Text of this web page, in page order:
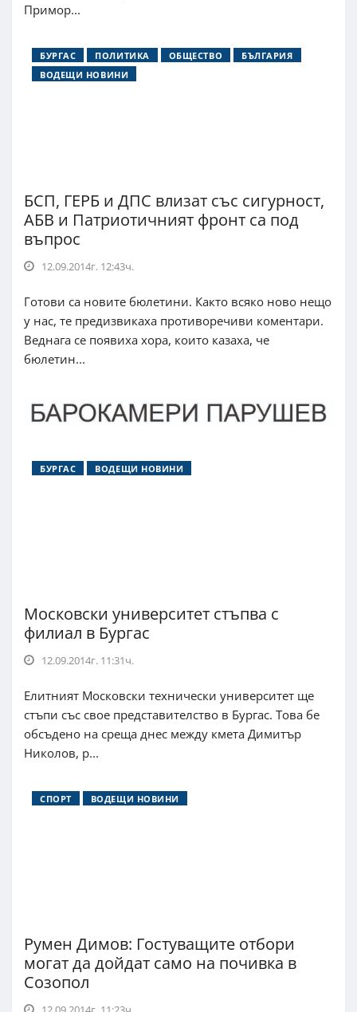
Примор...
БУРГАС ПОЛИТИКА ОБЩЕСТВО
БЪЛГАРИЯ
ВОДЕЩИ НОВИНИ
БСП, ГЕРБ и ДПС влизат със сигурност,
АБВ и Патриотичният фронт са под
въпрос
12.09.2014г. 12:43ч.
Готови са новите бюлетини. Както всяко ново нещо
у нас, те предизвикаха противоречиви коментари.
Веднага се появиха хора, които казаха, че
бюлетин...
БУРГАС ВОДЕЩИ НОВИНИ
Московски университет стъпва с
филиал в Бургас
12.09.2014г. 11:31ч.
Елитният Московски технически университет ще
стъпи със свое представителство в Бургас. Това бе
обсъдено на среща днес между кмета Димитър
Николов, р...
СПОРТ ВОДЕЩИ НОВИНИ
Румен Димов: Гостуващите отбори
могат да дойдат само на почивка в
Созопол